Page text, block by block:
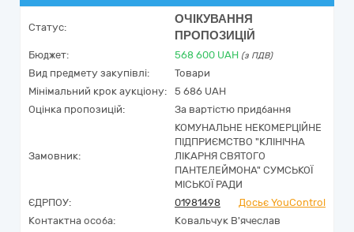
Статус:
ОЧІКУВАННЯ
ПРОПОЗИЦІЙ
Бюджет: 568 600 UAH (з ПДВ)
Вид предмету закупівлі:
Товари
Мінімальний крок аукціону:
5 686 UAH
Оцінка пропозицій:
За вартістю придбання
Замовник:
КОМУНАЛЬНЕ НЕКОМЕРЦІЙНЕ
ПІДПРИЄМСТВО "КЛІНІЧНА
ЛІКАРНЯ СВЯТОГО
ПАНТЕЛЕЙМОНА" СУМСЬКОЇ
МІСЬКОЇ РАДИ
ЄДРПОУ:
01981498
Досьє YouControl
Контактна особа:
Ковальчук В'ячеслав